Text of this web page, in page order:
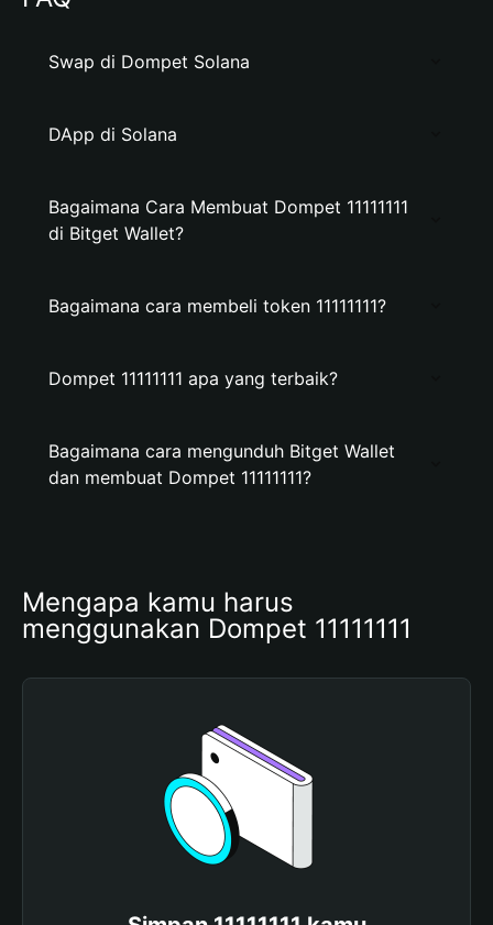
Swap di Dompet Solana
DApp di Solana
Bagaimana Cara Membuat Dompet 11111111
di Bitget Wallet?
Bagaimana cara membeli token 11111111?
Dompet 11111111 apa yang terbaik?
Bagaimana cara mengunduh Bitget Wallet
dan membuat Dompet 11111111?
Mengapa kamu harus
menggunakan Dompet 11111111